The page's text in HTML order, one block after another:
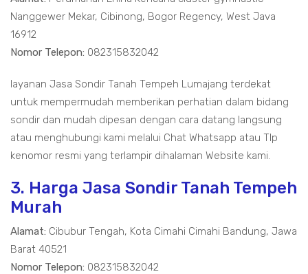
Nanggewer Mekar, Cibinong, Bogor Regency, West Java
16912
Nomor Telepon: 082315832042
layanan Jasa Sondir Tanah Tempeh Lumajang terdekat
untuk mempermudah memberikan perhatian dalam bidang
sondir dan mudah dipesan dengan cara datang langsung
atau menghubungi kami melalui Chat Whatsapp atau Tlp
kenomor resmi yang terlampir dihalaman Website kami.
3. Harga Jasa Sondir Tanah Tempeh
Murah
Alamat: Cibubur Tengah, Kota Cimahi Cimahi Bandung, Jawa
Barat 40521
Nomor Telepon: 082315832042